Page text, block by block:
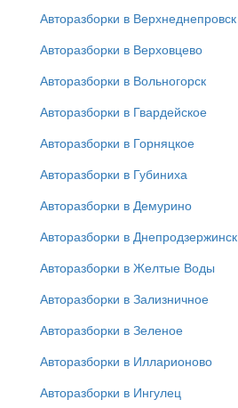
Авторазборки в Верхнеднепровск
Авторазборки в Верховцево
Авторазборки в Вольногорск
Авторазборки в Гвардейское
Авторазборки в Горняцкое
Авторазборки в Губиниха
Авторазборки в Демурино
Авторазборки в Днепродзержинск
Авторазборки в Желтые Воды
Авторазборки в Зализничное
Авторазборки в Зеленое
Авторазборки в Илларионово
Авторазборки в Ингулец